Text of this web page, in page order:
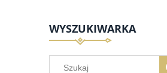
WYSZUKIWARKA